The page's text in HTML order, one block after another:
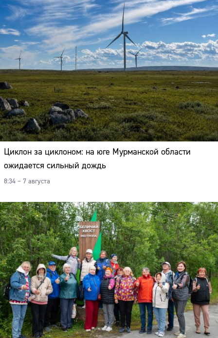
Циклон за циклоном: на юге Мурманской области
ожидается сильный дождь
8:34 – 7 августа